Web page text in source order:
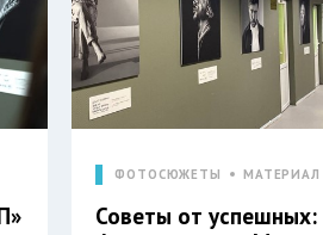
ФОТОСЮЖЕТЫ МАТЕРИАЛ
Советы от успешных: